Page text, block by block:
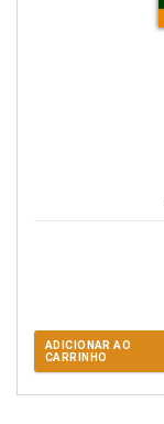
ADICIONAR AO
CARRINHO